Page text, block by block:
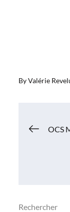
ByValérie
OCS
Rechercher